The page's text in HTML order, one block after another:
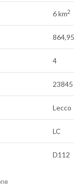
6 km2
4
23845
Lecco
LC
D112